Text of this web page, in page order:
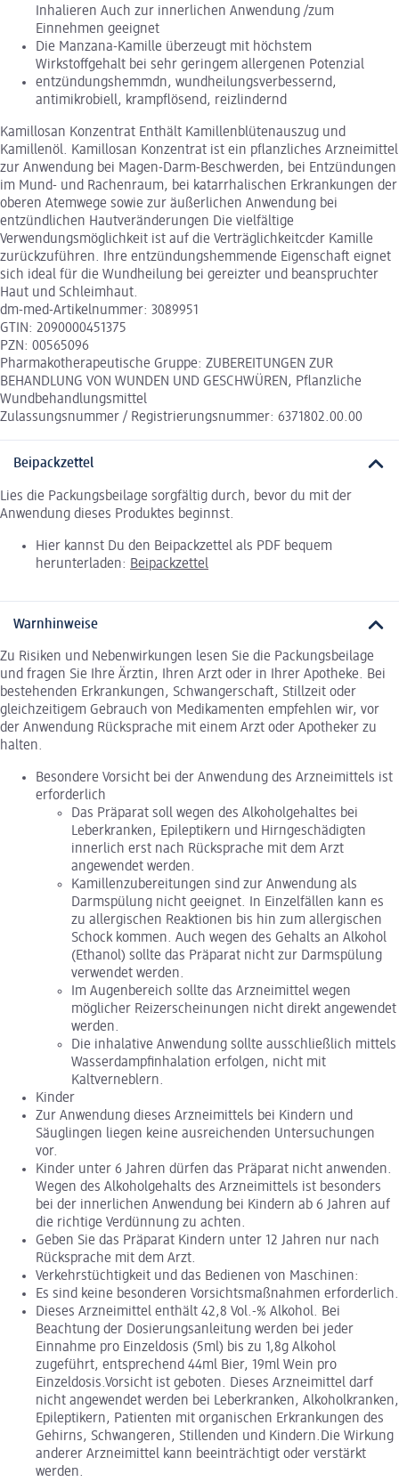
Inhalieren Auch zur innerlichen Anwendung /zum
Einnehmen geeignet
Die Manzana-Kamille überzeugt mit höchstem
Wirkstoffgehalt bei sehr geringem allergenen Potenzial
entzündungshemmdn, wundheilungsverbessernd,
antimikrobiell, krampflösend, reizlindernd
Kamillosan Konzentrat Enthält Kamillenblütenauszug und
Kamillenöl. Kamillosan Konzentrat ist ein pflanzliches Arzneimittel
zur Anwendung bei Magen-Darm-Beschwerden, bei Entzündungen
im Mund- und Rachenraum, bei katarrhalischen Erkrankungen der
oberen Atemwege sowie zur äußerlichen Anwendung bei
entzündlichen Hautveränderungen Die vielfältige
Verwendungsmöglichkeit ist auf die Verträglichkeitcder Kamille
zurückzuführen. Ihre entzündungshemmende Eigenschaft eignet
sich ideal für die Wundheilung bei gereizter und beanspruchter
Haut und Schleimhaut.
dm-med-Artikelnummer: 3089951
GTIN: 2090000451375
PZN: 00565096
Pharmakotherapeutische Gruppe: ZUBEREITUNGEN ZUR
BEHANDLUNG VON WUNDEN UND GESCHWÜREN, Pflanzliche
Wundbehandlungsmittel
Zulassungsnummer / Registrierungsnummer: 6371802.00.00
Beipackzettel
Lies die Packungsbeilage sorgfältig durch, bevor du mit der
Anwendung dieses Produktes beginnst.
Hier kannst Du den Beipackzettel als PDF bequem
herunterladen: Beipackzettel
Warnhinweise
Zu Risiken und Nebenwirkungen lesen Sie die Packungsbeilage
und fragen Sie Ihre Ärztin, Ihren Arzt oder in Ihrer Apotheke. Bei
bestehenden Erkrankungen, Schwangerschaft, Stillzeit oder
gleichzeitigem Gebrauch von Medikamenten empfehlen wir, vor
der Anwendung Rücksprache mit einem Arzt oder Apotheker zu
halten.
Besondere Vorsicht bei der Anwendung des Arzneimittels ist
erforderlich
Das Präparat soll wegen des Alkoholgehaltes bei
Leberkranken, Epileptikern und Hirngeschädigten
innerlich erst nach Rücksprache mit dem Arzt
angewendet werden.
Kamillenzubereitungen sind zur Anwendung als
Darmspülung nicht geeignet. In Einzelfällen kann es
zu allergischen Reaktionen bis hin zum allergischen
Schock kommen. Auch wegen des Gehalts an Alkohol
(Ethanol) sollte das Präparat nicht zur Darmspülung
verwendet werden.
Im Augenbereich sollte das Arzneimittel wegen
möglicher Reizerscheinungen nicht direkt angewendet
werden.
Die inhalative Anwendung sollte ausschließlich mittels
Wasserdampfinhalation erfolgen, nicht mit
Kaltverneblern.
Kinder
Zur Anwendung dieses Arzneimittels bei Kindern und
Säuglingen liegen keine ausreichenden Untersuchungen
vor.
Kinder unter 6 Jahren dürfen das Präparat nicht anwenden.
Wegen des Alkoholgehalts des Arzneimittels ist besonders
bei der innerlichen Anwendung bei Kindern ab 6 Jahren auf
die richtige Verdünnung zu achten.
Geben Sie das Präparat Kindern unter 12 Jahren nur nach
Rücksprache mit dem Arzt.
Verkehrstüchtigkeit und das Bedienen von Maschinen:
Es sind keine besonderen Vorsichtsmaßnahmen erforderlich.
Dieses Arzneimittel enthält 42,8 Vol.-% Alkohol. Bei
Beachtung der Dosierungsanleitung werden bei jeder
Einnahme pro Einzeldosis (5ml) bis zu 1,8g Alkohol
zugeführt, entsprechend 44ml Bier, 19ml Wein pro
Einzeldosis.Vorsicht ist geboten. Dieses Arzneimittel darf
nicht angewendet werden bei Leberkranken, Alkoholkranken,
Epileptikern, Patienten mit organischen Erkrankungen des
Gehirns, Schwangeren, Stillenden und Kindern.Die Wirkung
anderer Arzneimittel kann beeinträchtigt oder verstärkt
werden.